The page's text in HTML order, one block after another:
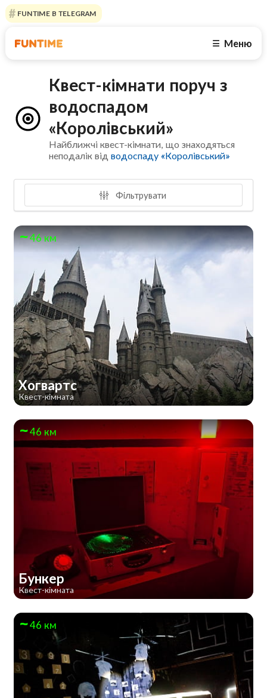
FUNTIME В TELEGRAM
☰ Меню
Квест-кімнати поруч з
водоспадом
«Королівський»
Найближчі квест-кімнати, що знаходяться
неподалік відводоспаду «Королівський»
Фільтрувати
46 км
Хогвартс
Квест-кімната
46 км
Бункер
Квест-кімната
46 км